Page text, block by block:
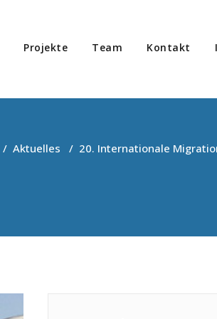
Projekte Team Kontakt
/ Aktuelles / 20. Internationale